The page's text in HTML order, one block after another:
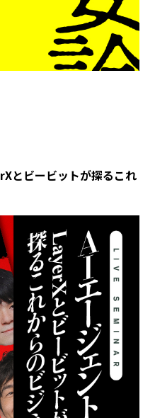
とビービットが探るこれ